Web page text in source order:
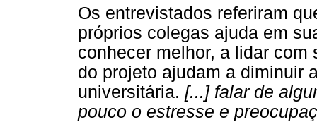
Os entrevistados referiram
próprios colegas ajuda em
conhecer melhor, a lidar
do projeto ajudam a diminuir
universitária. [...] falar de
pouco o estresse e